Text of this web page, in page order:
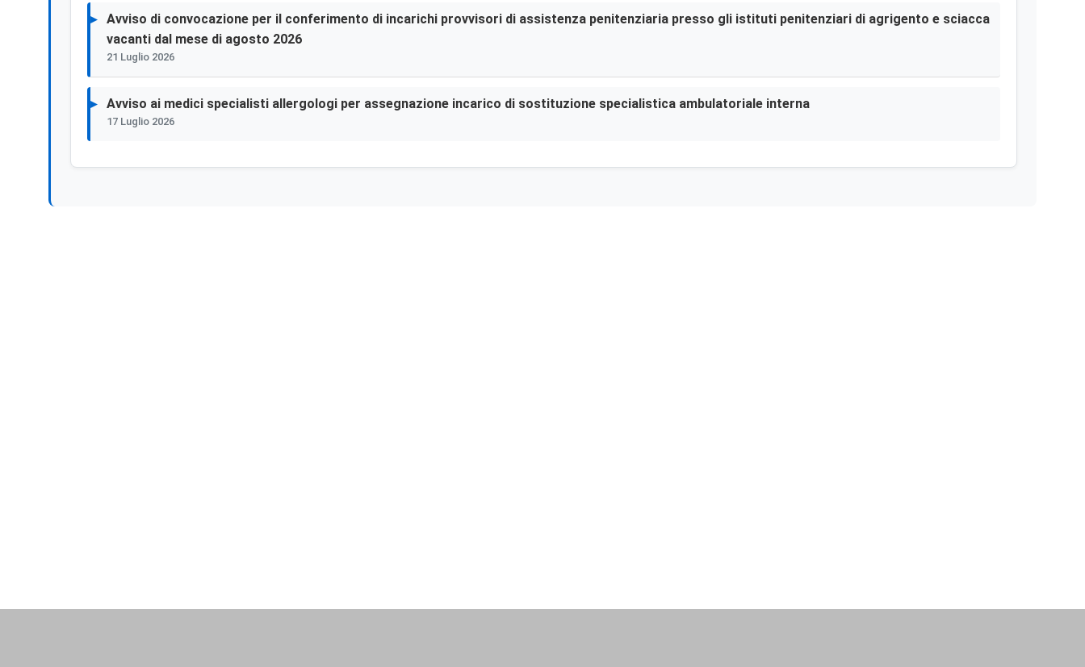
Avviso di convocazione per il conferimento di incarichi provvisori di assistenza penitenziaria presso gli istituti penitenziari di agrigento e sciacca
vacanti dal mese di agosto 2026
21 Luglio 2026
Avviso ai medici specialisti allergologi per assegnazione incarico di sostituzione specialistica ambulatoriale interna
17 Luglio 2026